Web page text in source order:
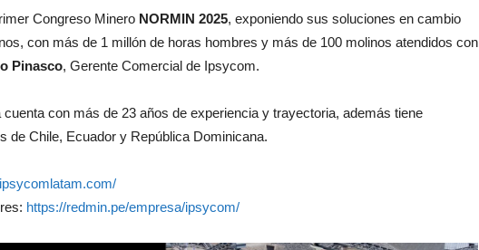
Congreso Minero NORMIN 2025, exponiendo sus soluciones en cambio
con más de 1 millón de horas hombres y más de 100 molinos atendidos con
Pinasco, Gerente Comercial de Ipsycom.
con más de 23 años de experiencia y trayectoria, además tiene
de Chile, Ecuador y República Dominicana.
https://redmin.pe/empresa/ipsycom/